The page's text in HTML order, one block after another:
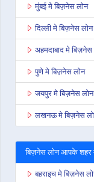
मुंबई मे बिज़नेस लोन
दिल्ली मे बिज़नेस लोन
अहमदाबाद मे
पुणे मे बिज़नेस लोन
जयपुर मे बिज़नेस लोन
लखनऊ मे बिज़नेस
बिज़नेस लोन आपके शहर
बहराइच मे बिज़नेस